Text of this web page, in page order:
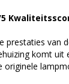
prestaties van
komt uit
originele